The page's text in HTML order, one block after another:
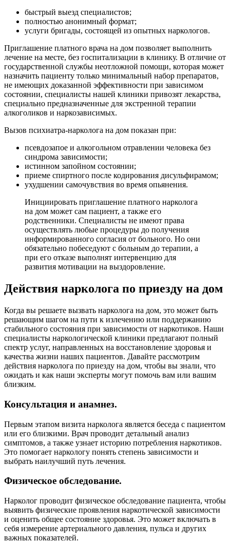
быстрый выезд специалистов;
полностью анонимный формат;
услуги бригады, состоящей из опытных наркологов.
Приглашение платного врача на дом позволяет выполнить
лечение на месте, без госпитализации в клинику. В отличие от
государственной службы неотложной помощи, которая может
назначить пациенту только минимальный набор препаратов,
не имеющих доказанной эффективности при зависимом
состоянии, специалисты нашей клиники привозят лекарства,
специально предназначенные для экстренной терапии
алкоголиков и наркозависимых.
Вызов психиатра-нарколога на дом показан при:
псевдозапое и алкогольном отравлении человека без
синдрома зависимости;
истинном запойном состоянии;
приеме спиртного после кодирования дисульфирамом;
ухудшении самочувствия во время опьянения.
Инициировать приглашение платного нарколога
на дом может сам пациент, а также его
родственники. Специалисты не имеют права
осуществлять любые процедуры до получения
информированного согласия от больного. Но они
обязательно побеседуют с больным до терапии, а
при его отказе выполнят интервенцию для
развития мотивации на выздоровление.
Действия нарколога по приезду на дом
Когда вы решаете вызвать нарколога на дом, это может быть
решающим шагом на пути к излечению или поддержанию
стабильного состояния при зависимости от наркотиков. Наши
специалисты наркологической клиники предлагают полный
спектр услуг, направленных на восстановление здоровья и
качества жизни наших пациентов. Давайте рассмотрим
действия нарколога по приезду на дом, чтобы вы знали, что
ожидать и как наши эксперты могут помочь вам или вашим
близким.
Консультация и анамнез.
Первым этапом визита нарколога является беседа с пациентом
или его близкими. Врач проводит детальный анализ
симптомов, а также узнает историю потребления наркотиков.
Это помогает наркологу понять степень зависимости и
выбрать наилучший путь лечения.
Физическое обследование.
Нарколог проводит физическое обследование пациента, чтобы
выявить физические проявления наркотической зависимости
и оценить общее состояние здоровья. Это может включать в
себя измерение артериального давления, пульса и других
важных показателей.